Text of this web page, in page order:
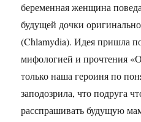
беременная женщина
будущей дочки
(Chlamydia). Идея пришла
мифологией и прочтения
только наша героиня по
заподозрила, что подруга
расспрашивать будущую